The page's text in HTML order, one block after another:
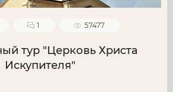
1 57477
тур "Церковь Христа
Искупителя"